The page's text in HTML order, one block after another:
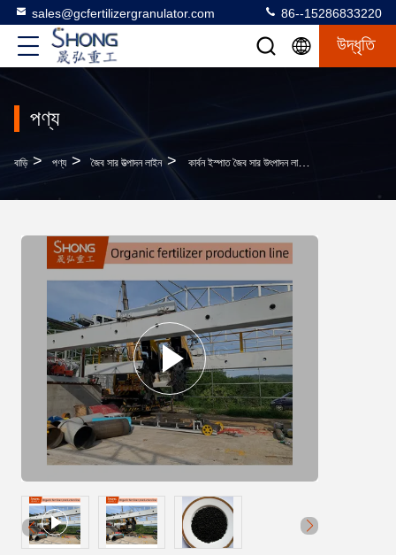
sales@gcfertilizergranulator.com 86--15286833220
উদ্ধৃতি
পণ্য
বাড়ি > পণ্য > জৈব সার উত্পাদন লাইন > কার্বন ইস্পাত জৈব সার উৎপাদন লাইন পোল্ট্রি সার দানাদার